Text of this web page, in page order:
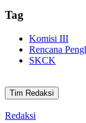
Tag
Komisi III
Rencana
SKCK
Tim Redaksi
Redaksi